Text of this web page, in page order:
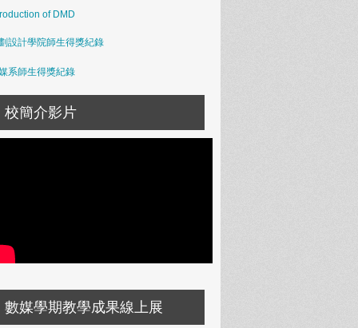
of DMD
設計學院師生得獎紀錄
系師生得獎紀錄
校簡介影片
數媒學期教學成果線上展